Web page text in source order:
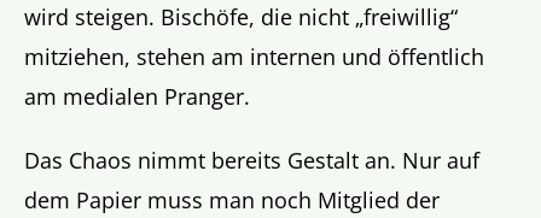
wird steigen. Bischöfe, die nicht „freiwillig“
mitziehen, stehen am internen und öffentlich
am medialen Pranger.
Das Chaos nimmt bereits Gestalt an. Nur auf
dem Papier muss man noch Mitglied der